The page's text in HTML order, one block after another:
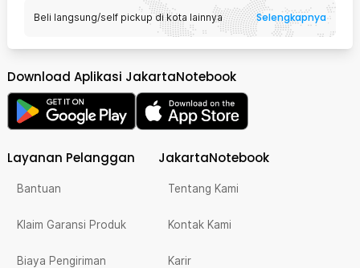
Beli langsung/self pickup di kota lainnya Selengkapnya
Download Aplikasi JakartaNotebook
Layanan Pelanggan
Bantuan
Klaim Garansi Produk
Biaya Pengiriman
JakartaNotebook
Tentang Kami
Kontak Kami
Karir